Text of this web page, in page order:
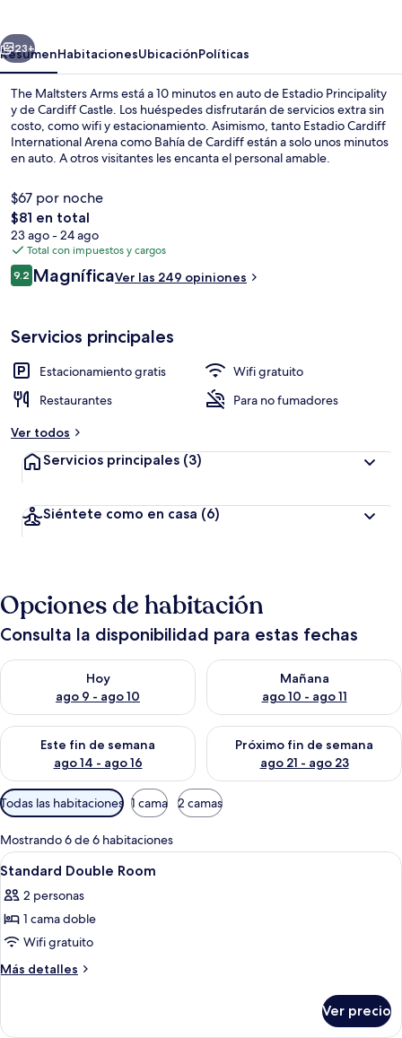
Siguiente
23+
ResumenHabitacionesUbicaciónPolíticas
The Maltsters Arms está a 10 minutos en auto de Estadio Principality
y de Cardiff Castle. Los huéspedes disfrutarán de servicios extra sin
costo, como wifi y estacionamiento. Asimismo, tanto Estadio Cardiff
International Arena como Bahía de Cardiff están a solo unos minutos
en auto. A otros visitantes les encanta el personal amable.
$67 por noche
El
precio
total
es
de
$81 en total
23 ago - 24 ago
Total con impuestos y cargos
Opiniones
9.29.2 de 10,
MagníficaVer las 249 opiniones
Servicios principales
Estacionamiento gratis
Wifi gratuito
Restaurantes
Para no fumadores
Ver todos
Servicios principales (3)
Siéntete como en casa (6)
Opciones de habitación
Consulta la disponibilidad para estas fechas
Hoy
ago 9 - ago 10
Consulta la disponibilidad para hoy ago 9 - ago 10
Mañana
ago 10 - ago 11
Consulta la disponibilidad
Este fin de semana
ago 14 - ago 16
Consulta la disponibilidad para este fin de semana ago 14 -
Próximo fin de semana
ago 21 - ago 23
Consulta la disponibilidad
Filtros
disponibles
para
las
habitaciones
Todas las habitaciones 1 cama 2 camas
Mostrando 6 de 6 habitaciones
Abrir
todas
las
fotos
de
Standard
Una habitación de hotel con una
6
Standard Double Room
2 personas
1 cama doble
Wifi gratuito
Más detalles
Más
Double
Ver precio